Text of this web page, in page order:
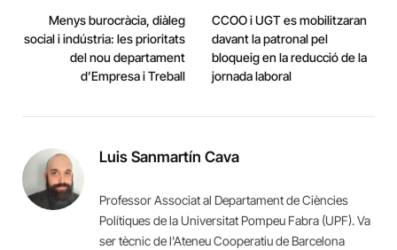
Menys burocràcia, diàleg
social i indústria: les prioritats
del nou departament
d’Empresa i Treball
CCOO i UGT es mobilitzaran
davant la patronal pel
bloqueig en la reducció de la
jornada laboral
Luis Sanmartín Cava
Professor Associat al Departament de Ciències
Polítiques de la Universitat Pompeu Fabra (UPF). Va
ser tècnic de l'Ateneu Cooperatiu de Barcelona